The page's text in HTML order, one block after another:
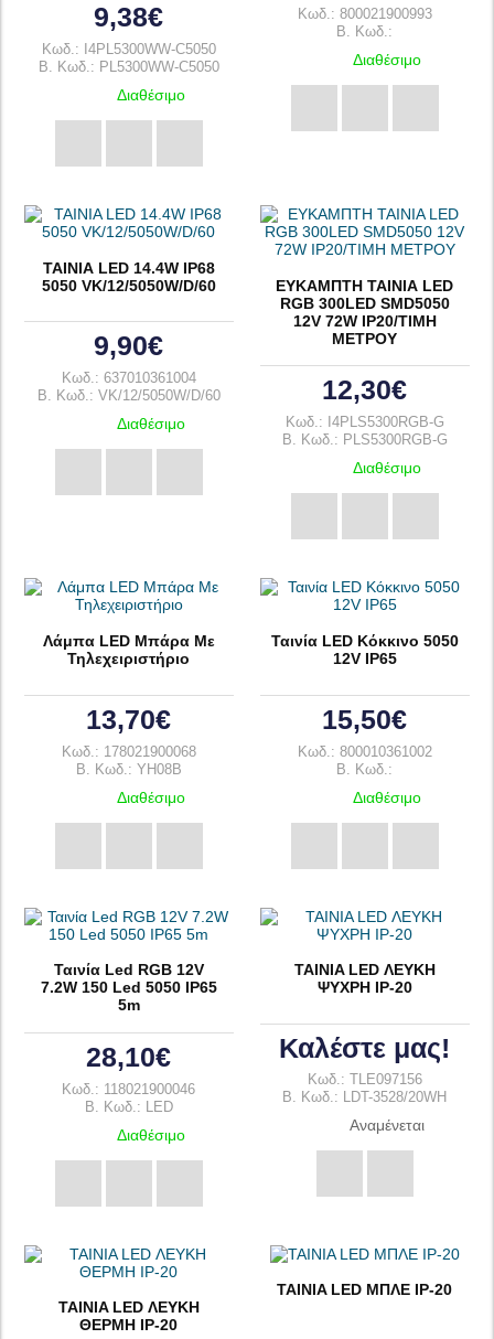
9,38€
Κωδ.: I4PL5300WW-C5050
B. Κωδ.: PL5300WW-C5050
Διαθέσιμο
Κωδ.: 800021900993
B. Κωδ.:
Διαθέσιμο
ΤΑΙΝΙΑ LED 14.4W IP68
5050 VK/12/5050W/D/60
9,90€
Κωδ.: 637010361004
B. Κωδ.: VK/12/5050W/D/60
Διαθέσιμο
ΕΥΚΑΜΠΤΗ ΤΑΙΝΙΑ LED
RGB 300LED SMD5050
12V 72W ΙΡ20/ΤΙΜΗ
ΜΕΤΡΟΥ
12,30€
Κωδ.: I4PLS5300RGB-G
B. Κωδ.: PLS5300RGB-G
Διαθέσιμο
Λάμπα LED Μπάρα Με
Τηλεχειριστήριο
13,70€
Κωδ.: 178021900068
B. Κωδ.: YH08B
Διαθέσιμο
Ταινία LED Κόκκινο 5050
12V IP65
15,50€
Κωδ.: 800010361002
B. Κωδ.:
Διαθέσιμο
Ταινία Led RGB 12V
7.2W 150 Led 5050 IP65
5m
28,10€
Κωδ.: 118021900046
B. Κωδ.: LED
Διαθέσιμο
TAINIA LED ΛΕΥΚH
ΨΥΧΡH IP-20
Καλέστε μας!
Κωδ.: TLE097156
B. Κωδ.: LDT-3528/20WH
Αναμένεται
TAINIA LED ΛΕΥΚΗ
ΘΕΡΜΗ IP-20
TAINIA LED ΜΠΛΕ IP-20